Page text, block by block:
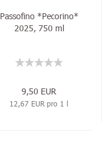
Passofino *Pecorino*
2025, 750 ml
9,50 EUR
12,67 EUR pro 1 l